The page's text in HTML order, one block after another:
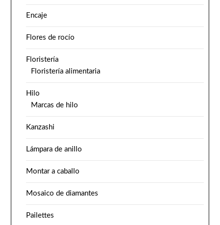
Encaje
Flores de rocío
Floristería
Floristería alimentaria
Hilo
Marcas de hilo
Kanzashi
Lámpara de anillo
Montar a caballo
Mosaico de diamantes
Pailettes